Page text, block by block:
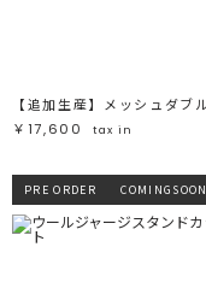
￥17,600
tax in
PRE ORDER COMINGSOON